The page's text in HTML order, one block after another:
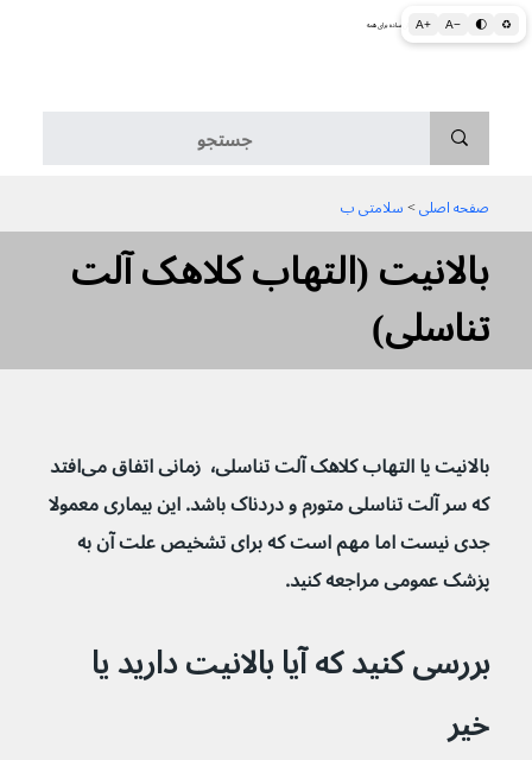
A+ A− 🌓 ♻ اطلاعات پزشکی و بهداشتی به زبان ساده برای همه
بالانیت (التهاب کلاهک آلت
تناسلی)
صفحه اصلی > سلامتی ب
بالانیت یا التهاب کلاهک آلت تناسلی٬  زمانی اتفاق می‌افتد
که سر آلت تناسلی متورم و دردناک باشد. این بیماری معمولا
جدی نیست اما مهم است که برای تشخیص علت آن به
پزشک عمومی مراجعه کنید.
بررسی کنید که آیا بالانیت دارید یا
خیر